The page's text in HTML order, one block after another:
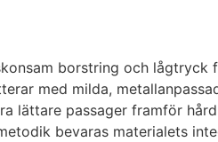
borstring och
med milda,
passager framför
bevaras materialets